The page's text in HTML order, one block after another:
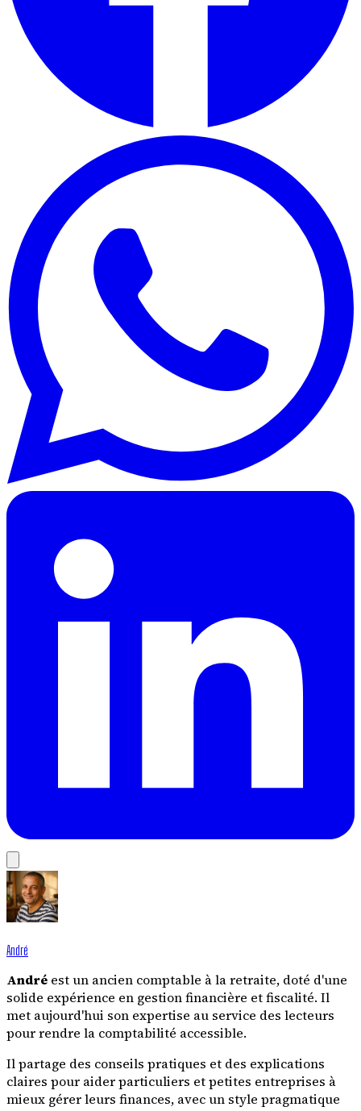
André
André est un ancien comptable à la retraite, doté d'une
solide expérience en gestion financière et fiscalité. Il
met aujourd'hui son expertise au service des lecteurs
pour rendre la comptabilité accessible.
Il partage des conseils pratiques et des explications
claires pour aider particuliers et petites entreprises à
mieux gérer leurs finances, avec un style pragmatique